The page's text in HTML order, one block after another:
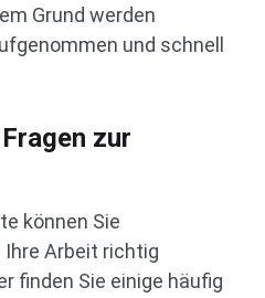
Grund werden
und schnell
zur
können Sie
Arbeit richtig
finden Sie einige häufig